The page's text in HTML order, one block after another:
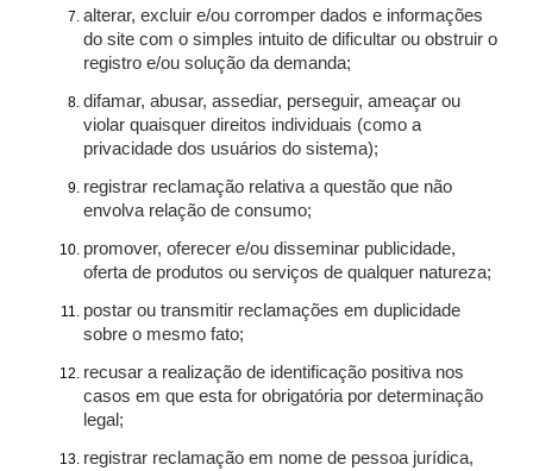
alterar, excluir e/ou corromper dados e informações
do site com o simples intuito de dificultar ou obstruir o
registro e/ou solução da demanda;
difamar, abusar, assediar, perseguir, ameaçar ou
violar quaisquer direitos individuais (como a
privacidade dos usuários do sistema);
registrar reclamação relativa a questão que não
envolva relação de consumo;
promover, oferecer e/ou disseminar publicidade,
oferta de produtos ou serviços de qualquer natureza;
postar ou transmitir reclamações em duplicidade
sobre o mesmo fato;
recusar a realização de identificação positiva nos
casos em que esta for obrigatória por determinação
legal;
registrar reclamação em nome de pessoa jurídica,